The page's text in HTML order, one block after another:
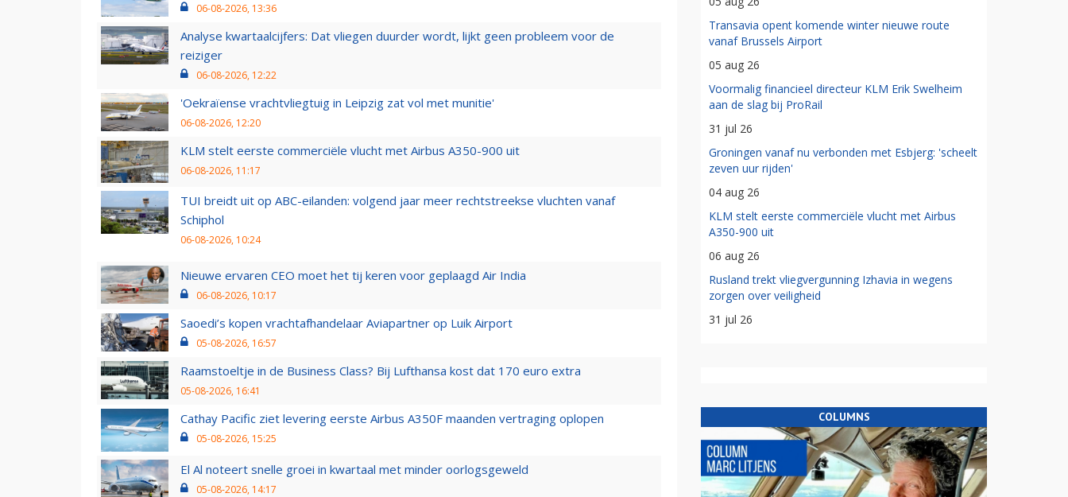
06-08-2026, 13:36
Analyse kwartaalcijfers: Dat vliegen duurder wordt, lijkt geen probleem voor de
reiziger
06-08-2026, 12:22
'Oekraïense vrachtvliegtuig in Leipzig zat vol met munitie'
06-08-2026, 12:20
KLM stelt eerste commerciële vlucht met Airbus A350-900 uit
06-08-2026, 11:17
TUI breidt uit op ABC-eilanden: volgend jaar meer rechtstreekse vluchten vanaf
Schiphol
06-08-2026, 10:24
Nieuwe ervaren CEO moet het tij keren voor geplaagd Air India
06-08-2026, 10:17
Saoedi’s kopen vrachtafhandelaar Aviapartner op Luik Airport
05-08-2026, 16:57
Raamstoeltje in de Business Class? Bij Lufthansa kost dat 170 euro extra
05-08-2026, 16:41
Cathay Pacific ziet levering eerste Airbus A350F maanden vertraging oplopen
05-08-2026, 15:25
El Al noteert snelle groei in kwartaal met minder oorlogsgeweld
05-08-2026, 14:17
Transavia opent komende winter nieuwe route
vanaf Brussels Airport
05 aug 26
Voormalig financieel directeur KLM Erik Swelheim
aan de slag bij ProRail
31 jul 26
Groningen vanaf nu verbonden met Esbjerg: 'scheelt
zeven uur rijden'
04 aug 26
KLM stelt eerste commerciële vlucht met Airbus
A350-900 uit
06 aug 26
Rusland trekt vliegvergunning Izhavia in wegens
zorgen over veiligheid
31 jul 26
COLUMNS